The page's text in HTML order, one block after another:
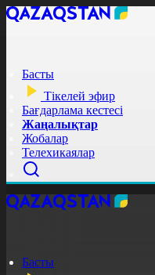
Басты
Тікелей эфир
Бағдарлама кестесі
Жаңалықтар
Жобалар
Телехикаялар
Басты